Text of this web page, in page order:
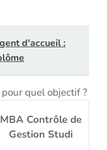
d'accueil :
quel objectif ?
MBA Contrôle de
Gestion Studi